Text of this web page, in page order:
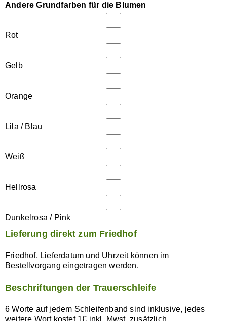
Andere Grundfarben für die Blumen
Rot
Gelb
Orange
Lila / Blau
Weiß
Hellrosa
Dunkelrosa / Pink
Lieferung direkt zum Friedhof
Friedhof, Lieferdatum und Uhrzeit können im
Bestellvorgang eingetragen werden.
Beschriftungen der Trauerschleife
6 Worte auf jedem Schleifenband sind inklusive, jedes
weitere Wort kostet 1€ inkl. Mwst. zusätzlich.